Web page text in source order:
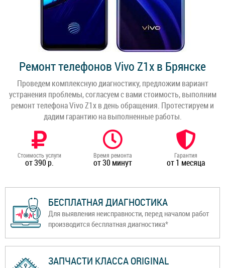
Ремонт телефонов Vivo Z1x в Брянске
Проведем комплексную диагностику, предложим вариант
устранения проблемы, согласуем с вами стоимость, выполним
ремонт телефона Vivo Z1x в день обращения. Протестируем и
дадим гарантию на выполненные работы.
Стоимость услуги
от 390 р.
Время ремонта
от 30 минут
Гарантия
от 1 месяца
БЕСПЛАТНАЯ ДИАГНОСТИКА
Для выявления неисправности, перед началом работ
производится бесплатная диагностика*
ЗАПЧАСТИ КЛАССА ORIGINAL